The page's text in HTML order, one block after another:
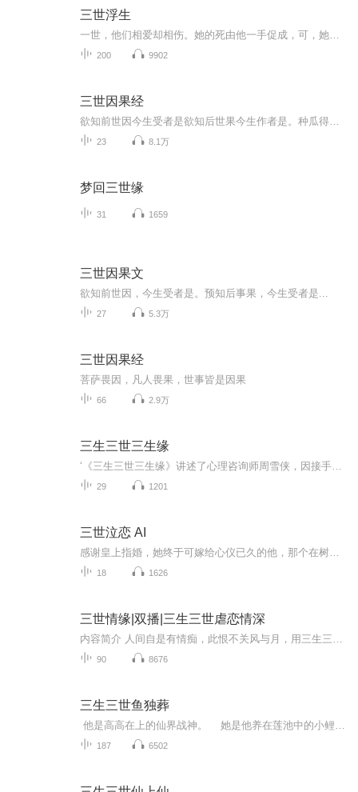
三世浮生
200 9902
三世因果经
23 8.1万
梦回三世缘
31 1659
三世因果文
欲知前世因，今生受者是。预知后事果，今生受者是...
27 5.3万
三世因果经
菩萨畏因，凡人畏果，世事皆是因果
66 2.9万
三生三世三生缘
29 1201
三世泣恋 AI
18 1626
三世情缘|双播|三生三世虐恋情深
90 8676
三生三世鱼独葬
187 6502